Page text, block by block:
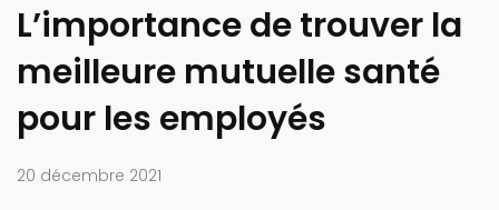
L’importance de trouver la
meilleure mutuelle santé
pour les employés
20 décembre 2021